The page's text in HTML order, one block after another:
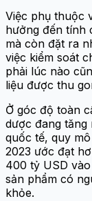
Việc phụ thuộc
hưởng đến tính
mà còn đặt ra
việc kiểm soát
phải lúc nào
liệu được thu
Ở góc độ toàn
dược đang
quốc tế, quy
2023 ước đạt
400 tỷ USD
sản phẩm có
khỏe.